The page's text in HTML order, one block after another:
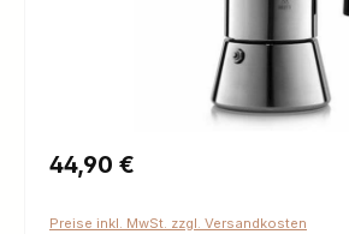
Regulärer Preis:
44,90 €
Preise inkl. MwSt. zzgl. Versandkosten